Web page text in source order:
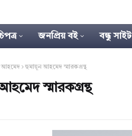
জনপ্রিয় বই বন্ধু সাইট
আহমেদ হুমায়ূন আহমেদ স্মারকগ্রন্থ
স্মারকগ্রন্থ